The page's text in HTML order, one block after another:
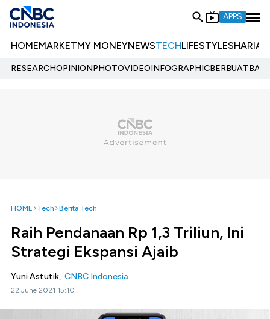
APPS
HOMEMARKETMY MONEYNEWSTECHLIFESTYLESHARIA
RESEARCHOPINIONPHOTOVIDEOINFOGRAPHIC
HOME Tech Berita Tech
Raih Pendanaan Rp 1,3 Triliun, Ini
Strategi Ekspansi Ajaib
Yuni Astutik, CNBC Indonesia
22 June 2021 15:10